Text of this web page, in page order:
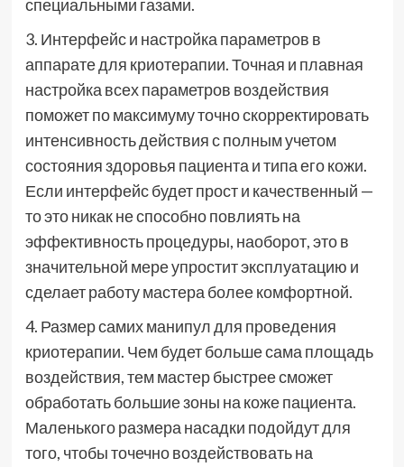
специальными газами.
3. Интерфейс и настройка параметров в
аппарате для криотерапии. Точная и плавная
настройка всех параметров воздействия
поможет по максимуму точно скорректировать
интенсивность действия с полным учетом
состояния здоровья пациента и типа его кожи.
Если интерфейс будет прост и качественный —
то это никак не способно повлиять на
эффективность процедуры, наоборот, это в
значительной мере упростит эксплуатацию и
сделает работу мастера более комфортной.
4. Размер самих манипул для проведения
криотерапии. Чем будет больше сама площадь
воздействия, тем мастер быстрее сможет
обработать большие зоны на коже пациента.
Маленького размера насадки подойдут для
того, чтобы точечно воздействовать на